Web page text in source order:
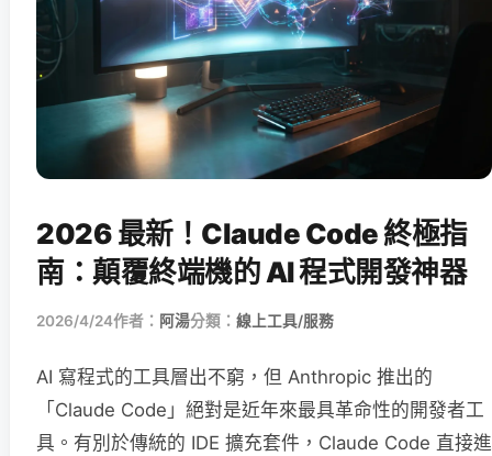
2026 最新！Claude Code 終極指
南：顛覆終端機的 AI 程式開發神器
2026/4/24作者： 阿湯分類： 線上工具/服務
AI 寫程式的工具層出不窮，但 Anthropic 推出的
「Claude Code」絕對是近年來最具革命性的開發者工
具。有別於傳統的 IDE 擴充套件，Claude Code 直接進